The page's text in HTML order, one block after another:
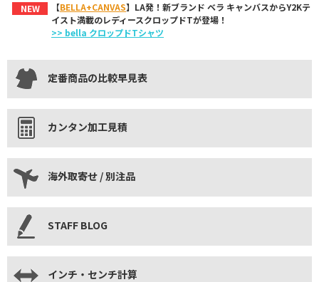
NEW
【BELLA+CANVAS】LA発！新ブランド ベラ キャンバスからY2Kテ
イスト満載のレディースクロップドTが登場！
>> bella クロップドTシャツ
定番商品の比較早見表
カンタン加工見積
海外取寄せ / 別注品
STAFF BLOG
インチ・センチ計算